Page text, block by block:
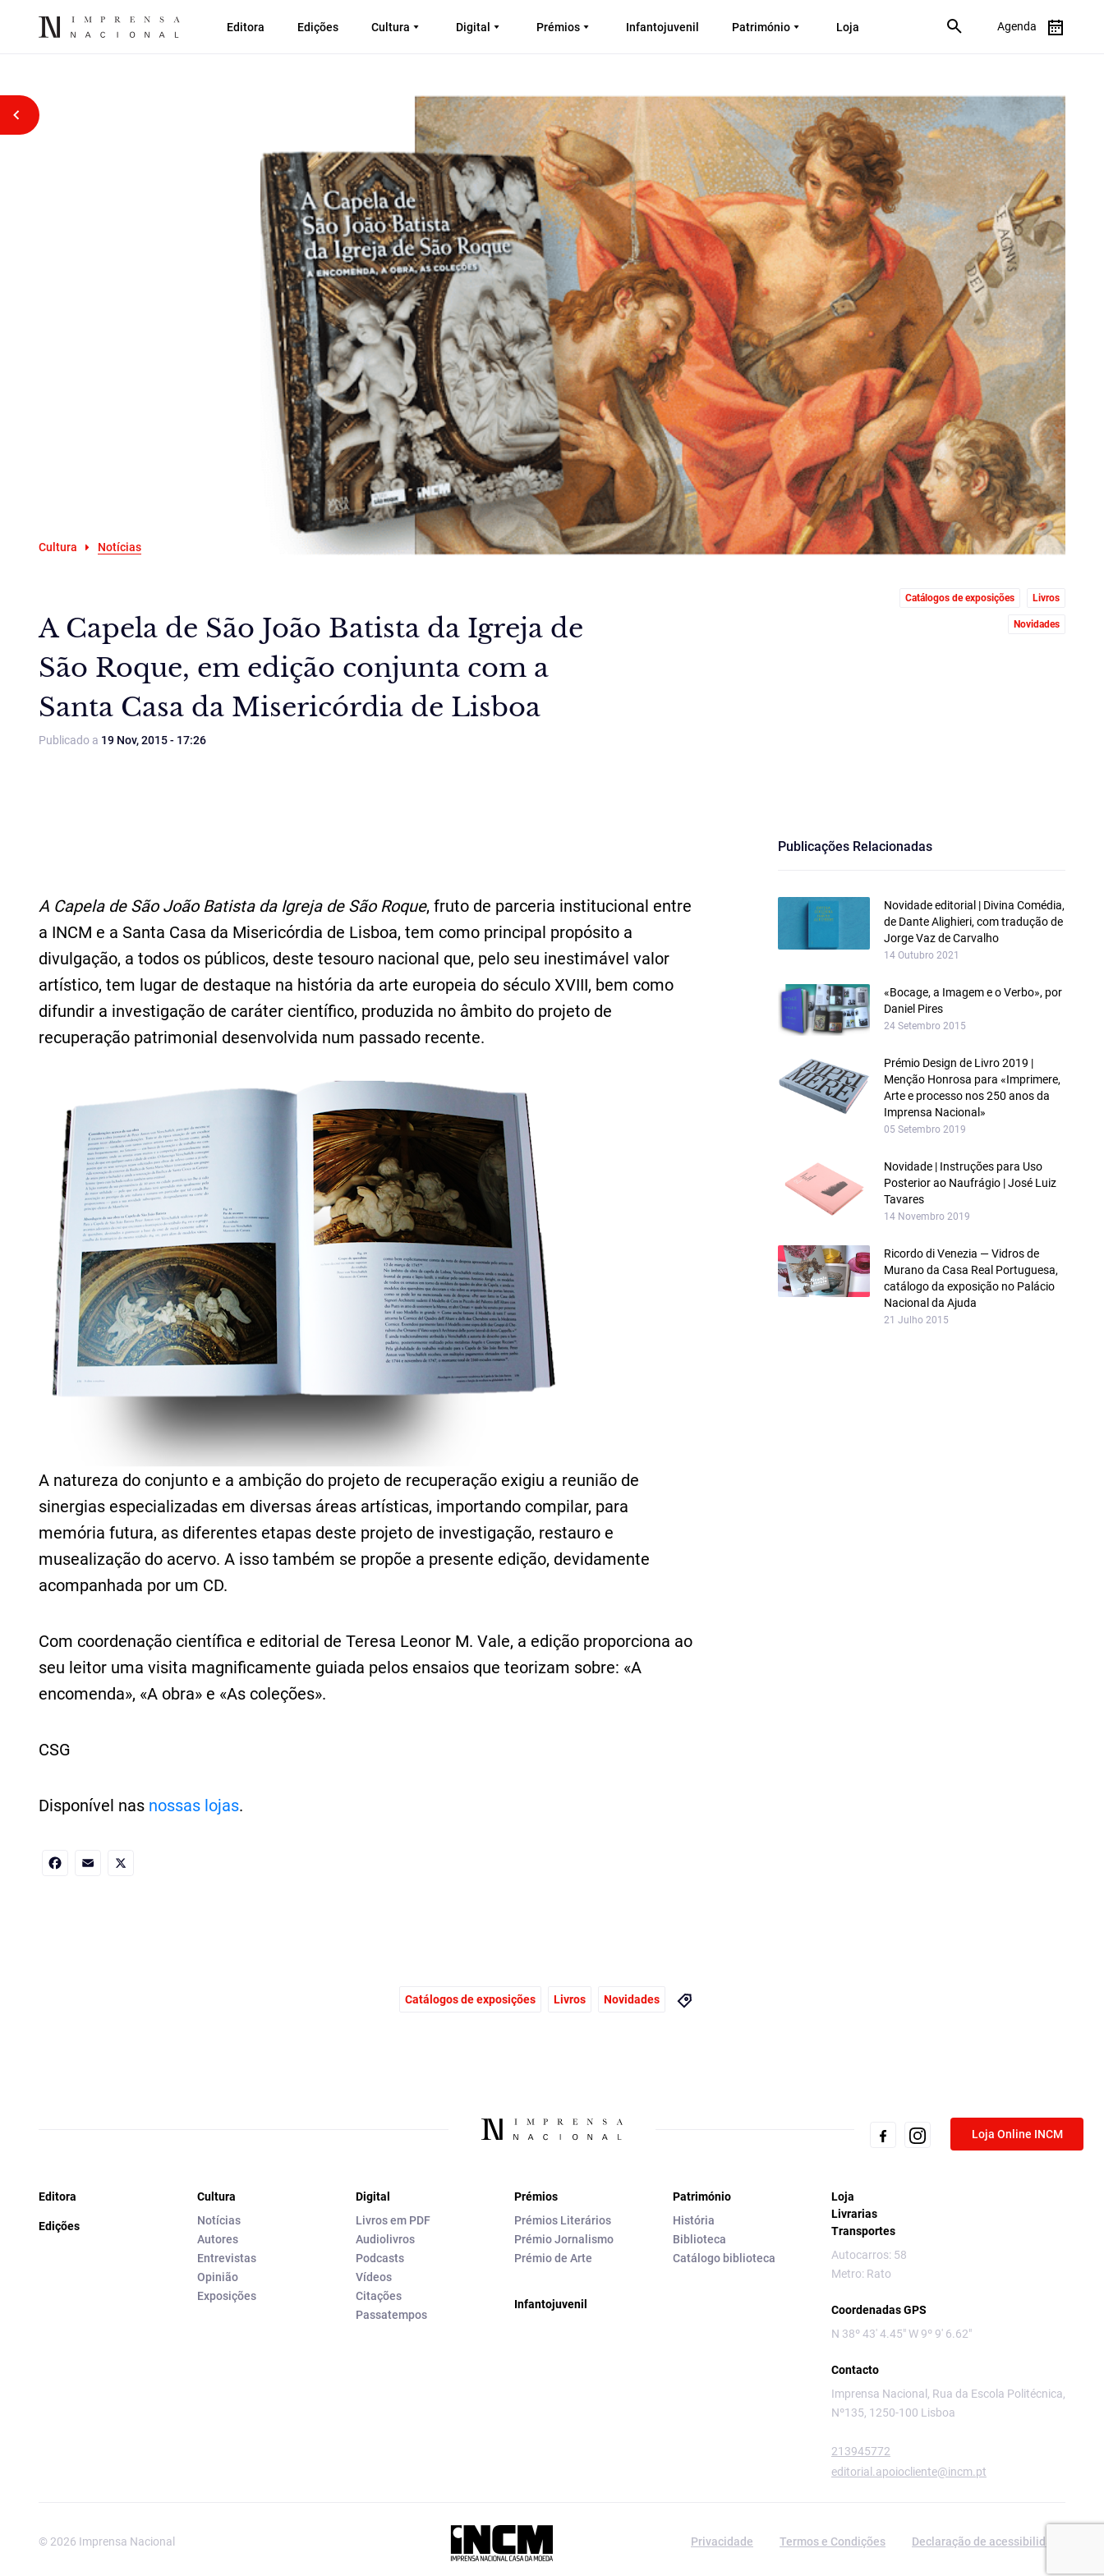
Editora Edições Cultura Digital Prémios Infantojuvenil Património Loja Agenda
Voltar atrás
Cultura Notícias
A Capela de São João Batista da Igreja de
São Roque, em edição conjunta com a
Santa Casa da Misericórdia de Lisboa
Publicado a 19 Nov, 2015 - 17:26
Catálogos de exposições Livros
Novidades
A Capela de São João Batista da Igreja de São Roque, fruto de parceria institucional entre
a INCM e a Santa Casa da Misericórdia de Lisboa, tem como principal propósito a
divulgação, a todos os públicos, deste tesouro nacional que, pelo seu inestimável valor
artístico, tem lugar de destaque na história da arte europeia do século XVIII, bem como
difundir a investigação de caráter científico, produzida no âmbito do projeto de
recuperação patrimonial desenvolvida num passado recente.
A natureza do conjunto e a ambição do projeto de recuperação exigiu a reunião de
sinergias especializadas em diversas áreas artísticas, importando compilar, para
memória futura, as diferentes etapas deste projeto de investigação, restauro e
musealização do acervo. A isso também se propõe a presente edição, devidamente
acompanhada por um CD.
Com coordenação científica e editorial de Teresa Leonor M. Vale, a edição proporciona ao
seu leitor uma visita magnificamente guiada pelos ensaios que teorizam sobre: «A
encomenda», «A obra» e «As coleções».
CSG
Disponível nas nossas lojas.
Publicações Relacionadas
Novidade editorial | Divina Comédia,
de Dante Alighieri, com tradução de
Jorge Vaz de Carvalho
14 Outubro 2021
«Bocage, a Imagem e o Verbo», por
Daniel Pires
24 Setembro 2015
Prémio Design de Livro 2019 |
Menção Honrosa para «Imprimere,
Arte e processo nos 250 anos da
Imprensa Nacional»
05 Setembro 2019
Novidade | Instruções para Uso
Posterior ao Naufrágio | José Luiz
Tavares
14 Novembro 2019
Ricordo di Venezia — Vidros de
Murano da Casa Real Portuguesa,
catálogo da exposição no Palácio
Nacional da Ajuda
21 Julho 2015
Catálogos de exposições Livros Novidades
Loja Online INCM
Editora
Edições
Cultura
Notícias
Autores
Entrevistas
Opinião
Exposições
Digital
Livros em PDF
Audiolivros
Podcasts
Vídeos
Citações
Passatempos
Prémios
Prémios Literários
Prémio Jornalismo
Prémio de Arte
Infantojuvenil
Património
História
Biblioteca
Catálogo biblioteca
Loja
Livrarias
Transportes
Autocarros: 58
Metro: Rato
Coordenadas GPS
N 38º 43' 4.45" W 9º 9' 6.62"
Contacto
Imprensa Nacional, Rua da Escola Politécnica,
Nº135, 1250-100 Lisboa
213945772
editorial.apoiocliente@incm.pt
© 2026 Imprensa Nacional Privacidade Termos e Condições Declaração de acessibilidade